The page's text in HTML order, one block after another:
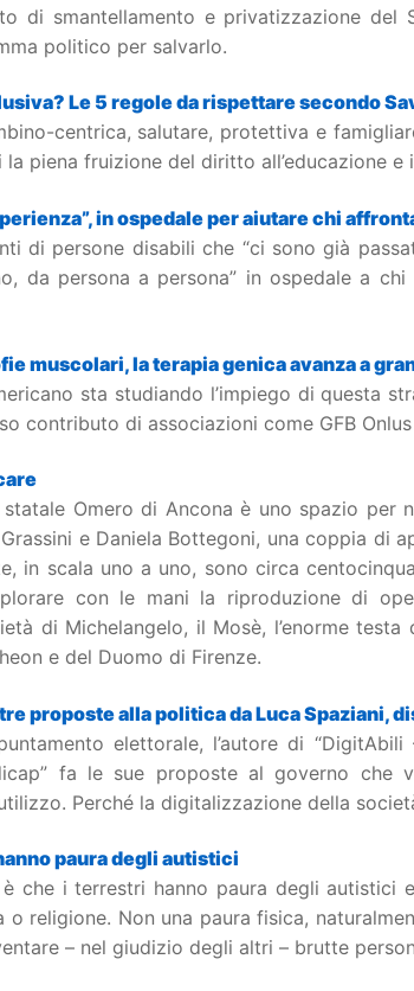
di smantellamento e privatizzazione del
politico per salvarlo.
Le 5 regole da rispettare secondo
centrica, salutare, protettiva e
piena fruizione del diritto all’educazione
in ospedale per aiutare chi
di persone disabili che “ci sono già
da persona a persona” in ospedale a
muscolari, la terapia genica avanza a
sta studiando l’impiego di questa
contributo di associazioni come GFB
Omero di Ancona è uno spazio per
Grassini e Daniela Bottegoni, una coppia di
in scala uno a uno, sono circa
con le mani la riproduzione di
di Michelangelo, il Mosè, l’enorme
e del Duomo di Firenze.
proposte alla politica da Luca Spaziani,
elettorale, l’autore di
fa le sue proposte al governo che
Perché la digitalizzazione della
paura degli autistici
che i terrestri hanno paura degli autistici
o religione. Non una paura fisica,
– nel giudizio degli altri – brutte